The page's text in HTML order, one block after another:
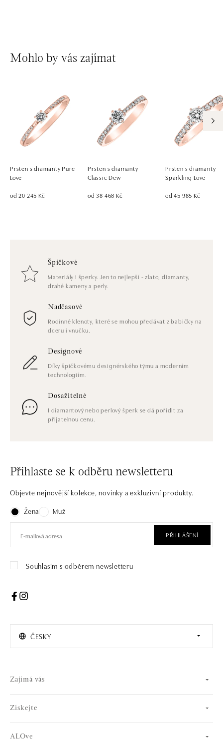
Mohlo by vás zajímat
Prsten s diamanty Pure
Love
od 20 245 Kč
Prsten s diamanty
Classic Dew
od 38 468 Kč
Prsten s diamanty
Sparkling Love
od 45 985 Kč
Špičkové
Materiály i šperky. Jen to nejlepší - zlato, diamanty,
drahé kameny a perly.
Nadčasové
Rodinné klenoty, které se mohou předávat z babičky na
dceru i vnučku.
Designové
Díky špičkovému designérského týmu a moderním
technologiím.
Dosažitelné
I diamantový nebo perlový šperk se dá pořídit za
přijatelnou cenu.
Přihlaste se k odběru newsletteru
Objevte nejnovější kolekce, novinky a exkluzivní produkty.
Žena
Muž
PŘIHLÁŠENÍ
Souhlasím s odběrem newsletteru
ČESKY
Zajímá vás
Získejte
ALOve